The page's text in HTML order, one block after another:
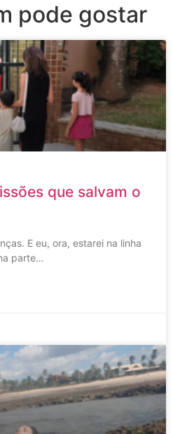
pode gostar
que salvam o
E eu, ora, estarei na linha
parte…